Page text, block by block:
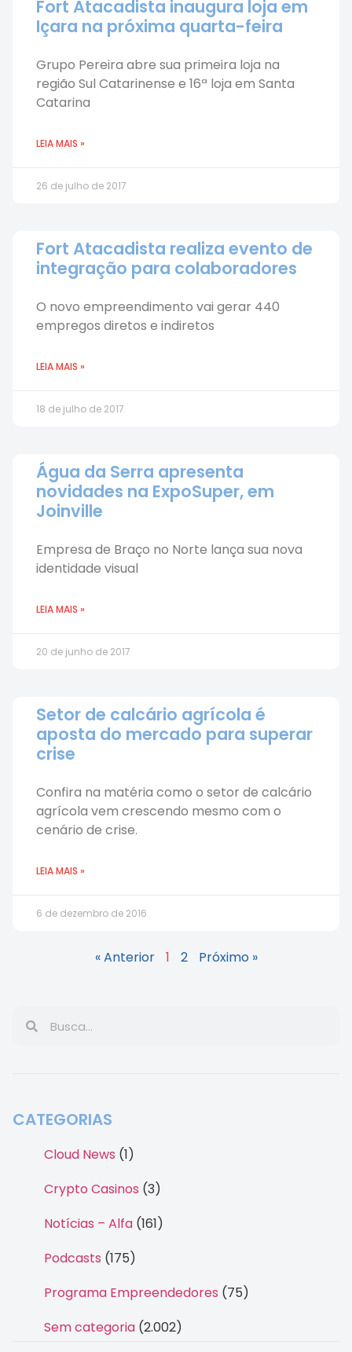
Fort Atacadista inaugura loja em
Içara na próxima quarta-feira
Grupo Pereira abre sua primeira loja na
região Sul Catarinense e 16ª loja em Santa
Catarina
LEIA MAIS »
26 de julho de 2017
Fort Atacadista realiza evento de
integração para colaboradores
O novo empreendimento vai gerar 440
empregos diretos e indiretos
LEIA MAIS »
18 de julho de 2017
Água da Serra apresenta
novidades na ExpoSuper, em
Joinville
Empresa de Braço no Norte lança sua nova
identidade visual
LEIA MAIS »
20 de junho de 2017
Setor de calcário agrícola é
aposta do mercado para superar
crise
Confira na matéria como o setor de calcário
agrícola vem crescendo mesmo com o
cenário de crise.
LEIA MAIS »
6 de dezembro de 2016
« Anterior 1 2 Próximo »
CATEGORIAS
Cloud News (1)
Crypto Casinos (3)
Notícias – Alfa (161)
Podcasts (175)
Programa Empreendedores (75)
Sem categoria (2.002)